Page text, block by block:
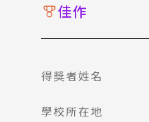
佳作
得獎者姓名
學校所在地